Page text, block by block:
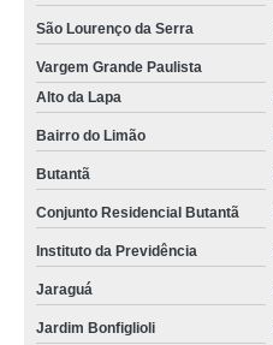
São Lourenço da Serra
Vargem Grande Paulista
Alto da Lapa
Bairro do Limão
Butantã
Conjunto Residencial Butantã
Instituto da Previdência
Jaraguá
Jardim Bonfiglioli